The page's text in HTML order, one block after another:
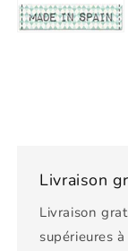
Livraison
Livraison
supérieures